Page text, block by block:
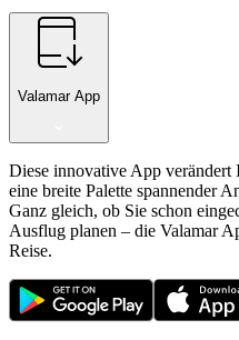
Valamar App
Diese innovative App verändert
eine breite Palette spannender
Ganz gleich, ob Sie schon
Ausflug planen – die Valamar
Reise.